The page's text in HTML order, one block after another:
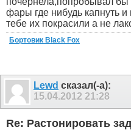
фары где нибудь капнуть
тебе их покрасили а не
Бортовик Black Fox
Lewd сказал(-а):
15.04.2012 21:28
Re: Растонировать